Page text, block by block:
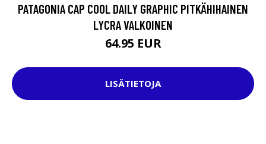
PATAGONIA CAP COOL DAILY GRAPHIC PITKÄHIHAINEN
LYCRA VALKOINEN
64.95 EUR
LISÄTIETOJA